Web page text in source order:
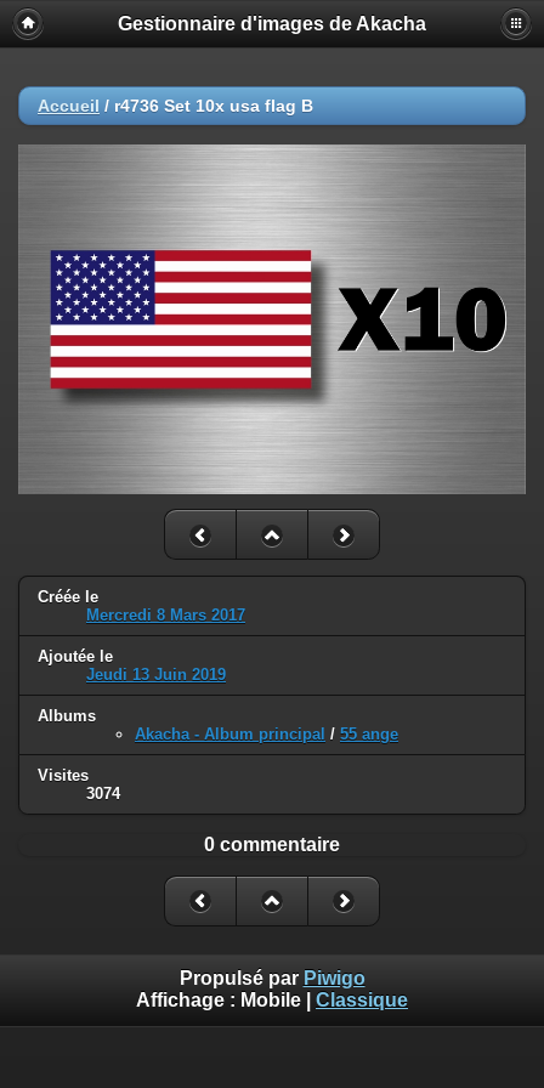
Gestionnaire d'images de Akacha
Accueil / r4736 Set 10x usa flag B
Créée le
Mercredi 8 Mars 2017
Ajoutée le
Jeudi 13 Juin 2019
Albums
Akacha - Album principal / 55 ange
Visites
3074
0 commentaire
Propulsé par Piwigo
Affichage : Mobile Classique